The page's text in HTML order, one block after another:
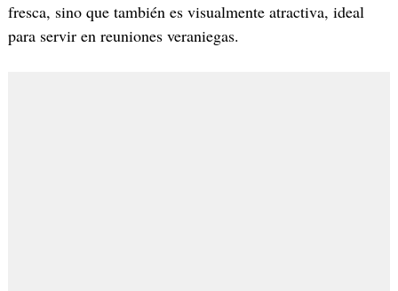
fresca, sino que también es visualmente atractiva, ideal
para servir en reuniones veraniegas.